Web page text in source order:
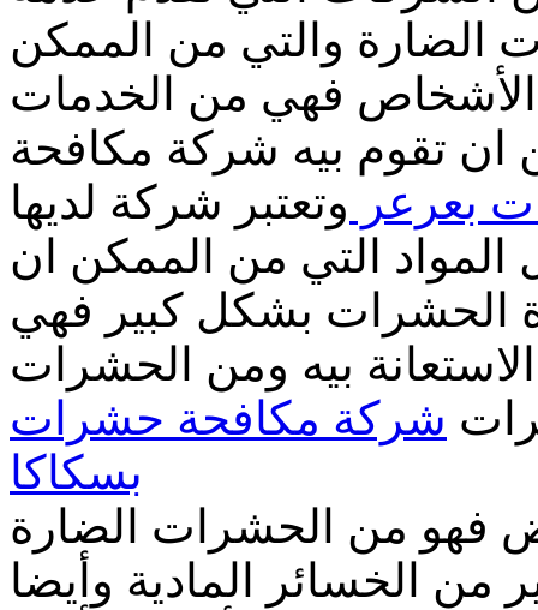
الضارة والتي من الممكن
الأشخاص فهي من الخدمات
ان تقوم بيه شركة مكافحة
بعرعر وتعتبر شركة لديها
التي من الممكن ان
الحشرات بشكل كبير فهي
بيه ومن الحشرات
شركة مكافحة حشرات
بسكاكا
فهو من الحشرات الضارة
الخسائر المادية وأيضا